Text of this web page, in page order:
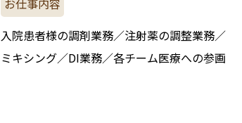
入院患者様の調剤業務
注射薬の調整業務
ミキシング
DI業務 各チーム医療への参画